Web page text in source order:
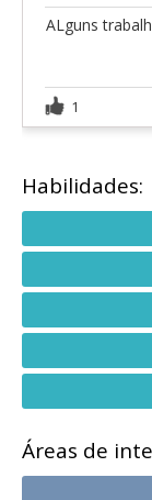
ALguns
1
Habilidades:
Áreas de